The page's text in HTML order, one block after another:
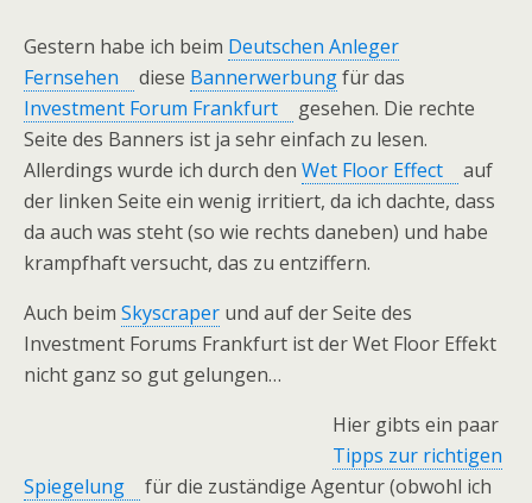
Gestern habe ich beim Deutschen Anleger
Fernsehen
diese Bannerwerbungfür das
Investment Forum Frankfurt
gesehen. Die rechte
Seite des Banners ist ja sehr einfach zu lesen.
Allerdings wurde ich durch den Wet Floor Effect
auf
der linken Seite ein wenig irritiert, da ich dachte, dass
da auch was steht (so wie rechts daneben) und habe
krampfhaft versucht, das zu entziffern.
Auch beim Skyscraper und auf der Seite des
Investment Forums Frankfurt ist der Wet Floor Effekt
nicht ganz so gut gelungen…
Hier gibts ein paar
Tipps zur richtigen
Spiegelung
für die zuständige Agentur (obwohl ich